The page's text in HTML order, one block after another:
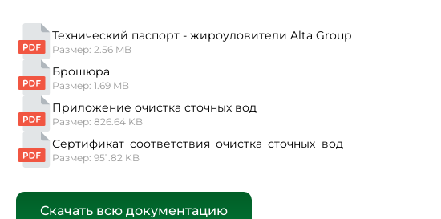
Технический паспорт - жироуловители Alta Group
Размер: 2.56 MB
Брошюра
Размер: 1.69 MB
Приложение очистка сточных вод
Размер: 826.64 KB
Сертификат_соответствия_очистка_сточных_вод
Размер: 951.82 KB
Скачать всю документацию